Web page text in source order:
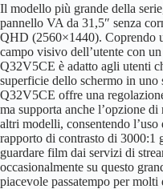
Il modello più grande della
pannello VA da 31,5″ senza
QHD (2560×1440). Coprendo
campo visivo dell’utente con
Q32V5CE è adatto agli utenti
superficie dello schermo in
Q32V5CE offre una
ma supporta anche l’opzione
altri modelli, consentendo
rapporto di contrasto di 3000:1
guardare film dai servizi di
occasionalmente su questo
piacevole passatempo per